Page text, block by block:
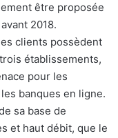
être proposée
2018.
clients possèdent
établissements,
pour les
banques en ligne.
sa base de
et haut débit, que le